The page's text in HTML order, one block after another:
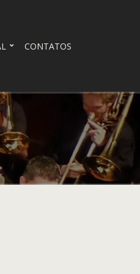
CONTATOS